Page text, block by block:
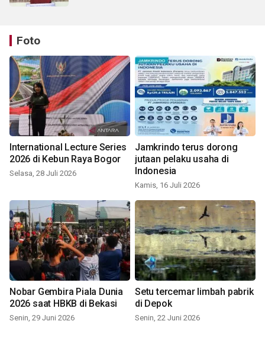
Foto
International Lecture Series
2026 di Kebun Raya Bogor
Selasa, 28 Juli 2026
Jamkrindo terus dorong
jutaan pelaku usaha di
Indonesia
Kamis, 16 Juli 2026
Nobar Gembira Piala Dunia
2026 saat HBKB di Bekasi
Senin, 29 Juni 2026
Setu tercemar limbah pabrik
di Depok
Senin, 22 Juni 2026